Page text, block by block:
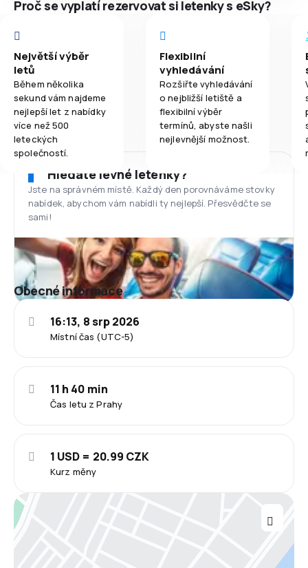
Proč se vyplatí rezervovat si letenky s eSky?
Největší výběr
letů
Během několika
sekund vám najdeme
nejlepší let z nabídky
více než 500
leteckých
společností.
Flexibilní
vyhledávání
Rozšiřte vyhledávání
o nejbližší letiště a
flexibilní výběr
termínů, abyste našli
nejlevnější možnost.
Hledáte levné letenky?
Jste na správném místě. Každý den porovnáváme stovky
nabídek, abychom vám nabídli ty nejlepší. Přesvědčte se
sami!
Obecné informace
Místní čas (UTC-5)
16:13, 8 srp 2026
Čas letu z Prahy
11 h 40 min
Kurz měny
1 USD = 20.99 CZK